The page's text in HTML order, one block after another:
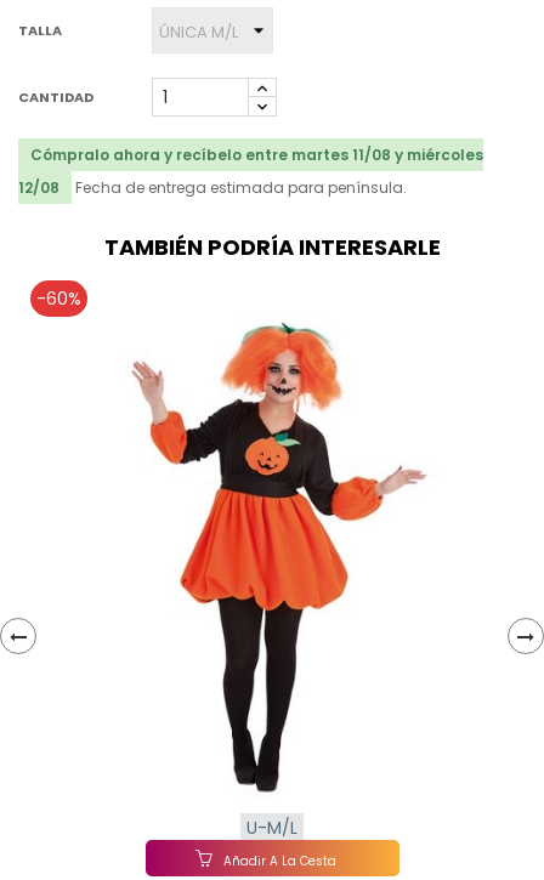
TALLA
CANTIDAD
Cómpralo ahora y recíbelo entre martes 11/08 y miércoles
12/08
Fecha de entrega estimada para península.
TAMBIÉN PODRÍA INTERESARLE
-60%
U-M/L
Añadir A La Cesta